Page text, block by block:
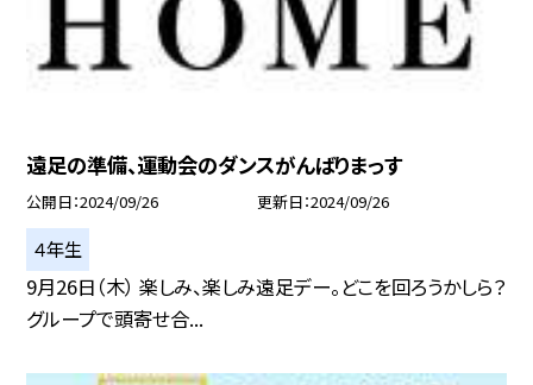
遠足の準備、運動会のダンスがんばりまっす
公開日 2024/09/26 更新日 2024/09/26
４年生
9月26日（木） 楽しみ、楽しみ遠足デー。どこを回ろうかしら？
グループで頭寄せ合...